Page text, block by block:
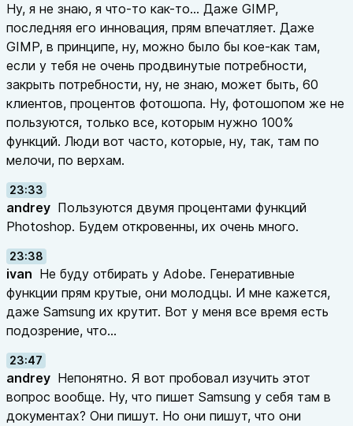
Ну, я не знаю, я что-то как-то... Даже GIMP,
последняя его инновация, прям впечатляет. Даже
GIMP, в принципе, ну, можно было бы кое-как там,
если у тебя не очень продвинутые потребности,
закрыть потребности, ну, не знаю, может быть, 60
клиентов, процентов фотошопа. Ну, фотошопом же не
пользуются, только все, которым нужно 100%
функций. Люди вот часто, которые, ну, так, там по
мелочи, по верхам.
23:33
andrey Пользуются двумя процентами функций
Photoshop. Будем откровенны, их очень много.
23:38
ivan Не буду отбирать у Adobe. Генеративные
функции прям крутые, они молодцы. И мне кажется,
даже Samsung их крутит. Вот у меня все время есть
подозрение, что...
23:47
andrey Непонятно. Я вот пробовал изучить этот
вопрос вообще. Ну, что пишет Samsung у себя там в
документах? Они пишут. Но они пишут, что они